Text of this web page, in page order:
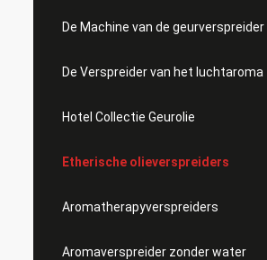
De Machine van de geurverspreider
De Verspreider van het luchtaroma
Hotel Collectie Geurolie
Etherische olieverspreiders
Aromatherapyverspreiders
Aromaverspreider zonder water